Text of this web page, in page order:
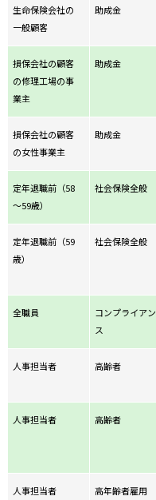
生命保険会社の
一般顧客
助成金
損保会社の顧客
の修理工場の事
業主
助成金
損保会社の顧客
の女性事業主
助成金
定年退職前（58
～59歳）
社会保険全般
定年退職前（59
歳）
社会保険全般
全職員
コンプライアン
ス
人事担当者 高齢者
人事担当者 高齢者
人事担当者 高年齢者雇用